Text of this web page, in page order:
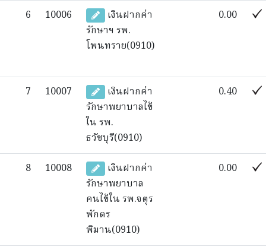
6 10006
เงินฝากค่า
รักษาฯ รพ.
โพนทราย(0910)
0.00
7 10007
เงินฝากค่า
รักษาพยาบาลไข้
ใน รพ.
ธวัชบุรี(0910)
0.40
8 10008
เงินฝากค่า
รักษาพยาบาล
คนไข้ใน รพ.จตุร
พักตร
พิมาน(0910)
0.00